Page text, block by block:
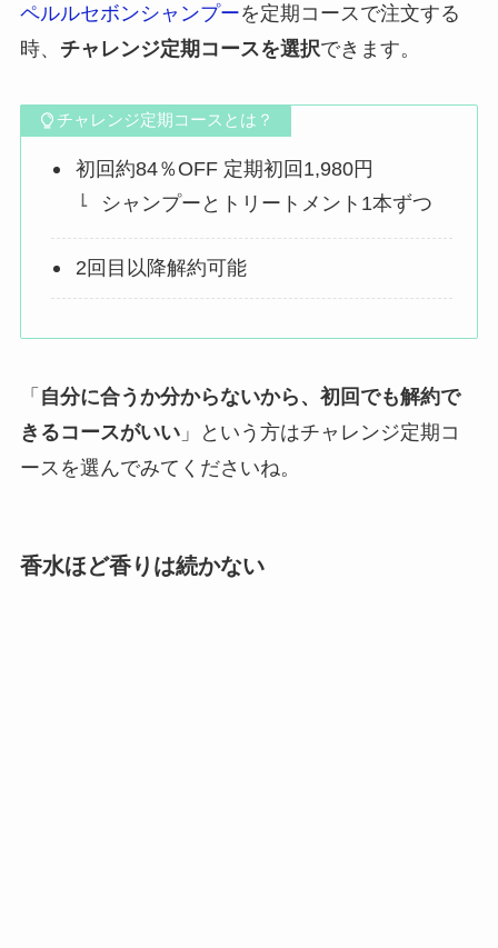
ペルルセボンシャンプーを定期コースで注文する
時、 チャレンジ定期コースを選択できます。
チャレンジ定期コースとは？
初回約84％OFF 定期初回1,980円
シャンプーとトリートメント1本ずつ
2回目以降解約可能
「 自分に合うか分からないから、初回でも解約で
きるコースがいい」という方はチャレンジ定期コ
ースを選んでみてくださいね。
香水ほど香りは続かない